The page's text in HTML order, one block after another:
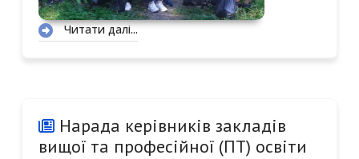
Читати далі...
Нарада керівників закладів
вищої та професійної (ПТ) освіти